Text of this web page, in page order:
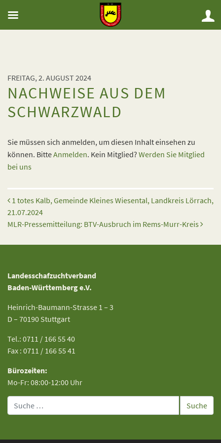
FREITAG, 2. AUGUST 2024
NACHWEISE AUS DEM
SCHWARZWALD
Sie müssen sich anmelden, um diesen Inhalt einsehen zu
können. BitteAnmelden. Kein Mitglied? Werden Sie Mitglied
bei uns
Beitrags-Navigation
1 totes Kalb, Gemeinde Kleines Wiesental, Landkreis Lörrach,
21.07.2024
MLR-Pressemitteilung: BTV-Ausbruch im Rems-Murr-Kreis
Landesschafzuchtverband
Baden-Württemberg e.V.
Heinrich-Baumann-Strasse 1 – 3
D – 70190 Stuttgart
Tel.: 0711 / 166 55 40
Fax : 0711 / 166 55 41
Bürozeiten:
Mo-Fr: 08:00-12:00 Uhr
Suche